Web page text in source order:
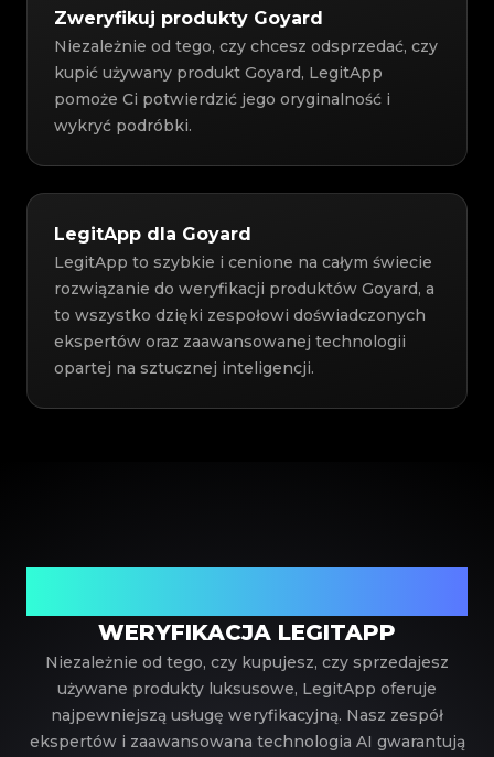
Zweryfikuj produkty Goyard
Niezależnie od tego, czy chcesz odsprzedać, czy
kupić używany produkt Goyard, LegitApp
pomoże Ci potwierdzić jego oryginalność i
wykryć podróbki.
LegitApp dla Goyard
LegitApp to szybkie i cenione na całym świecie
rozwiązanie do weryfikacji produktów Goyard, a
to wszystko dzięki zespołowi doświadczonych
ekspertów oraz zaawansowanej technologii
opartej na sztucznej inteligencji.
WERYFIKACJA LEGITAPP
Niezależnie od tego, czy kupujesz, czy sprzedajesz
używane produkty luksusowe, LegitApp oferuje
najpewniejszą usługę weryfikacyjną. Nasz zespół
ekspertów i zaawansowana technologia AI gwarantują